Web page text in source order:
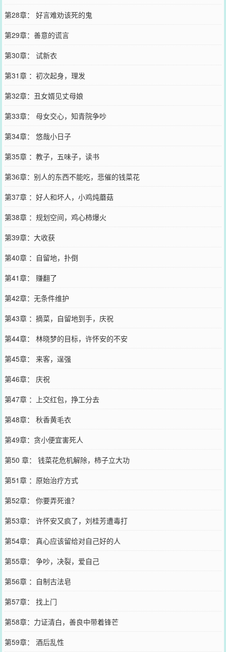
第28章： 好言难劝该死的鬼
第29章：善意的谎言
第30章： 试新衣
第31章 ：初次起身，理发
第32章：丑女婿见丈母娘
第33章： 母女交心，知青院争吵
第34章： 悠哉小日子
第35章 ：教子，五味子，读书
第36章：别人的东西不能吃，悲催的钱菜花
第37章 ：好人和坏人，小鸡炖蘑菇
第38章 ：规划空间，鸡心柿爆火
第39章：大收获
第40章 ：自留地，扑倒
第41章： 赚翻了
第42章：无条件维护
第43章 ：摘菜，自留地到手，庆祝
第44章： 林晓梦的目标，许怀安的不安
第45章： 来客，逞强
第46章： 庆祝
第47章 ：上交红包，挣工分去
第48章： 秋香黄毛衣
第49章：贪小便宜害死人
第50 章： 钱菜花危机解除，柿子立大功
第51章 ：原始治疗方式
第52章： 你要弄死谁？
第53章： 许怀安又疯了，刘桂芳遭毒打
第54章： 真心应该留给对自己好的人
第55章： 争吵，决裂，爱自己
第56章 ：自制古法皂
第57章： 找上门
第58章：力证清白，善良中带着锋芒
第59章： 酒后乱性